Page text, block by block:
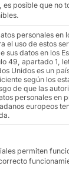
contacto con
de
posible que no
personales en
el uso de estos
sus datos en los
49, apartado 1,
Unidos es un
según los
de que las
personales en
europeos
los
permiten